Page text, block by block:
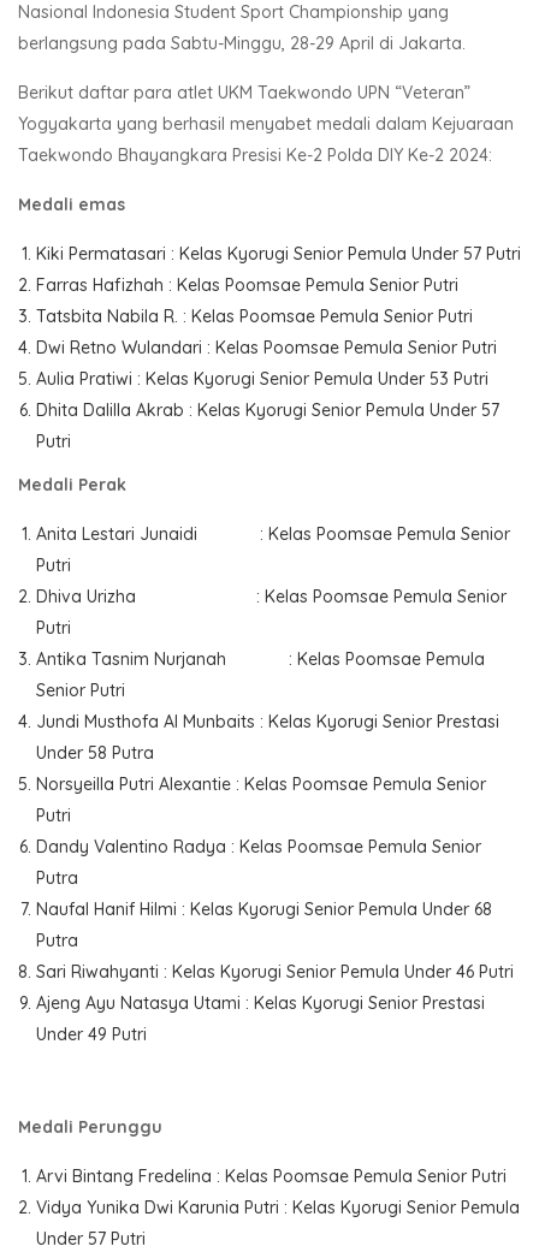
Nasional Indonesia Student Sport Championship yang
berlangsung pada Sabtu-Minggu, 28-29 April di Jakarta.
Berikut daftar para atlet UKM Taekwondo UPN “Veteran”
Yogyakarta yang berhasil menyabet medali dalam Kejuaraan
Taekwondo Bhayangkara Presisi Ke-2 Polda DIY Ke-2 2024:
Medali emas
Kiki Permatasari : Kelas Kyorugi Senior Pemula Under 57 Putri
Farras Hafizhah : Kelas Poomsae Pemula Senior Putri
Tatsbita Nabila R. : Kelas Poomsae Pemula Senior Putri
Dwi Retno Wulandari : Kelas Poomsae Pemula Senior Putri
Aulia Pratiwi : Kelas Kyorugi Senior Pemula Under 53 Putri
Dhita Dalilla Akrab : Kelas Kyorugi Senior Pemula Under 57
Putri
Medali Perak
Anita Lestari Junaidi : Kelas Poomsae Pemula Senior
Putri
Dhiva Urizha : Kelas Poomsae Pemula Senior
Putri
Antika Tasnim Nurjanah : Kelas Poomsae Pemula
Senior Putri
Jundi Musthofa Al Munbaits : Kelas Kyorugi Senior Prestasi
Under 58 Putra
Norsyeilla Putri Alexantie : Kelas Poomsae Pemula Senior
Putri
Dandy Valentino Radya : Kelas Poomsae Pemula Senior
Putra
Naufal Hanif Hilmi : Kelas Kyorugi Senior Pemula Under 68
Putra
Sari Riwahyanti : Kelas Kyorugi Senior Pemula Under 46 Putri
Ajeng Ayu Natasya Utami : Kelas Kyorugi Senior Prestasi
Under 49 Putri
Medali Perunggu
Arvi Bintang Fredelina : Kelas Poomsae Pemula Senior Putri
Vidya Yunika Dwi Karunia Putri : Kelas Kyorugi Senior Pemula
Under 57 Putri